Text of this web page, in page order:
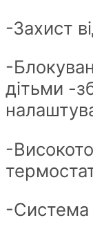
-Захист
-
дітьми -
-
-Система